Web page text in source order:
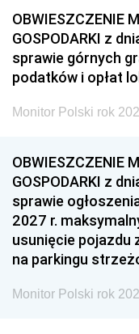
OBWIESZCZENIE
GOSPODARKI z
sprawie górnych
podatków i opłat
Monitor Polski rok
OBWIESZCZENIE
GOSPODARKI z
sprawie
2027 r.
usunięcie pojazdu
na parkingu
Monitor Polski rok